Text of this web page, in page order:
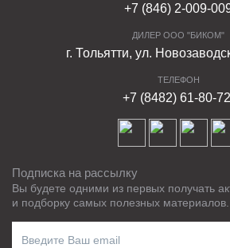
+7 (846) 2-009-
ДИЛЕР ООО "БИКОМ"
г. Тольятти, ул.
ТЕЛЕФОН
+7 (8482) 61-80-
Подписка на рассылку
Вы будете одними из первых получать
и подборку самых полезных материалов.